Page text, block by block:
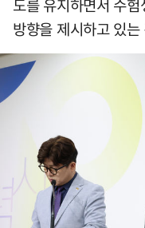
도를 유지하면서 수
방향을 제시하고 있